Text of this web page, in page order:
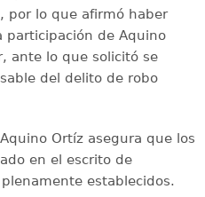
por lo que afirmó haber
participación de Aquino
ante lo que solicitó se
del delito de robo
Ortíz asegura que los
en el escrito de
establecidos.